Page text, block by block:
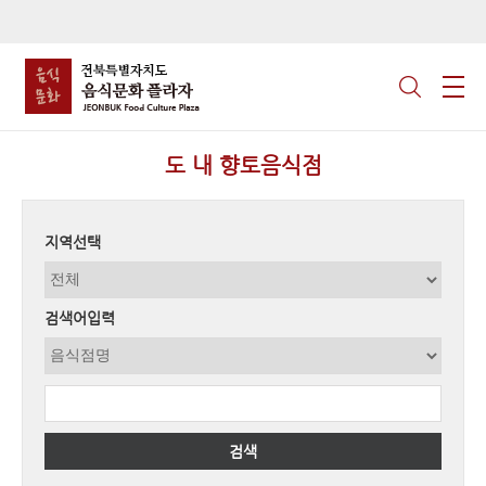
도 내 향토음식점
지역선택
검색어입력
검색